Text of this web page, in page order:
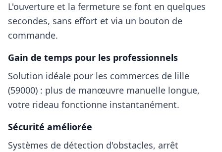
L'ouverture et la fermeture se font en quelques
secondes, sans effort et via un bouton de
commande.
Gain de temps pour les professionnels
Solution idéale pour les commerces de lille
(59000) : plus de manœuvre manuelle longue,
votre rideau fonctionne instantanément.
Sécurité améliorée
Systèmes de détection d'obstacles, arrêt